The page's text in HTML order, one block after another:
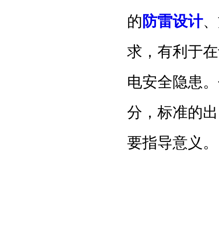
的 防雷设计
求，有利于
电安全隐患
分，标准的
要指导意义。